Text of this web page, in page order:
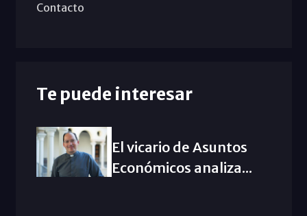
Contacto
Te puede interesar
El vicario de Asuntos
Económicos analiza...